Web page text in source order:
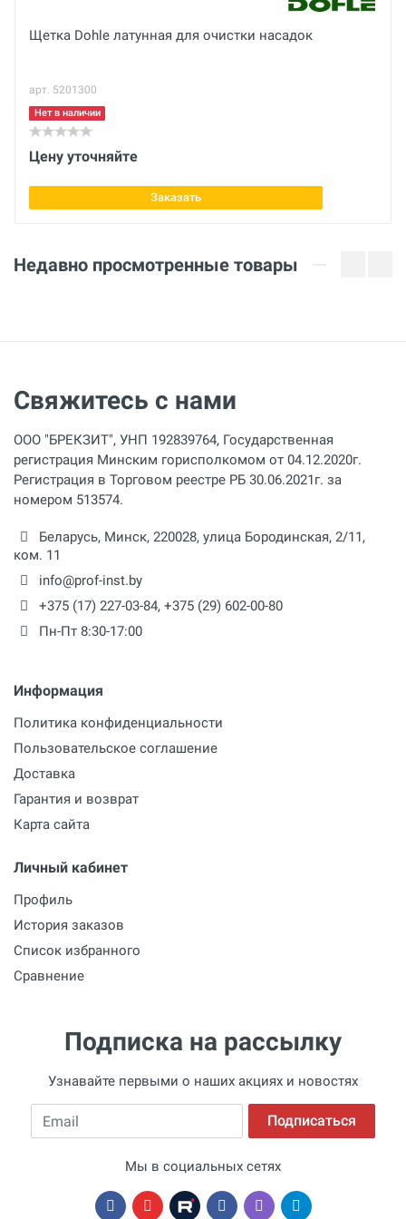
Вес брутто
Щетка Dohle латунная для очистки насадок
арт. 5201300
Нет в наличии
Цену уточняйте
Заказать
Недавно просмотренные товары
Свяжитесь с нами
ООО "БРЕКЗИТ", УНП 192839764, Государственная
регистрация Минским горисполкомом от 04.12.2020г.
Регистрация в Торговом реестре РБ 30.06.2021г. за
номером 513574.
Беларусь, Минск, 220028, улица Бородинская, 2/11,
ком. 11
info@prof-inst.by
+375 (17) 227-03-84, +375 (29) 602-00-80
Пн-Пт 8:30-17:00
Информация
Политика конфиденциальности
Пользовательское соглашение
Доставка
Гарантия и возврат
Карта сайта
Личный кабинет
Профиль
История заказов
Список избранного
Сравнение
Подписка на рассылку
Узнавайте первыми о наших акциях и новостях
Email Подписаться
Мы в социальных сетях